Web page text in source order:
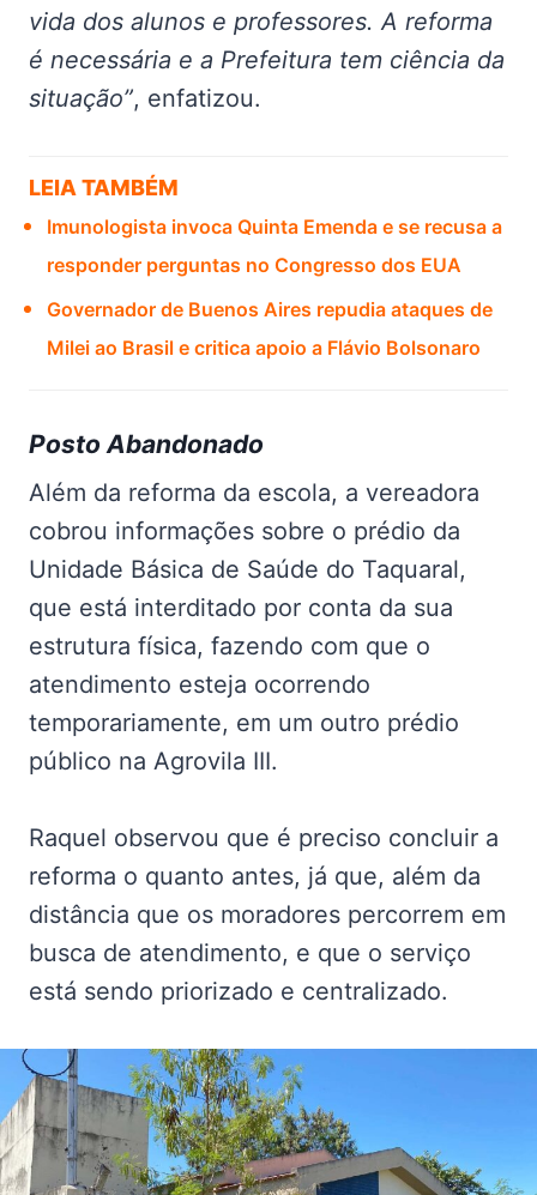
vida dos alunos e professores. A reforma
é necessária e a Prefeitura tem ciência da
situação”, enfatizou.
LEIA TAMBÉM
Imunologista invoca Quinta Emenda e se recusa a
responder perguntas no Congresso dos EUA
Governador de Buenos Aires repudia ataques de
Milei ao Brasil e critica apoio a Flávio Bolsonaro
Posto Abandonado
Além da reforma da escola, a vereadora
cobrou informações sobre o prédio da
Unidade Básica de Saúde do Taquaral,
que está interditado por conta da sua
estrutura física, fazendo com que o
atendimento esteja ocorrendo
temporariamente, em um outro prédio
público na Agrovila III.
Raquel observou que é preciso concluir a
reforma o quanto antes, já que, além da
distância que os moradores percorrem em
busca de atendimento, e que o serviço
está sendo priorizado e centralizado.